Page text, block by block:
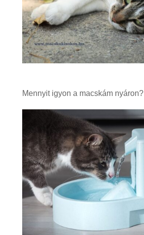
Mennyit igyon a macskám nyáron?